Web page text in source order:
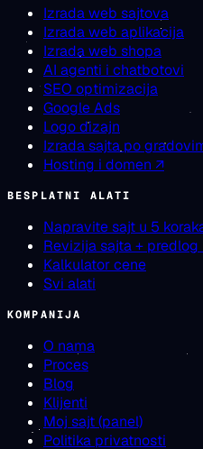
Izrada web sajtova
Izrada web aplikacija
Izrada web shopa
AI agenti i chatbotovi
SEO optimizacija
Google Ads
Logo dizajn
Izrada sajta po
Hosting i domen ↗
BESPLATNI ALATI
Napravite sajt u 5
Revizija sajta +
Kalkulator cene
Svi alati
KOMPANIJA
O nama
Proces
Blog
Klijenti
Moj sajt (panel)
Politika privatnosti